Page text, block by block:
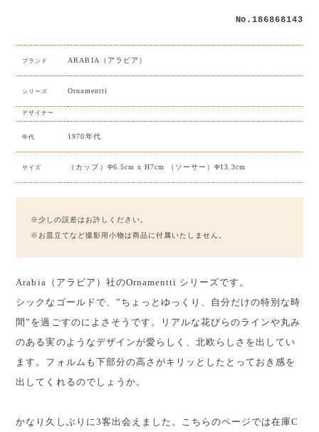
No.186868143
ブランド ARABIA（アラビア）
シリーズ Ornamentti
デザイナー
年代 1970年代
サイズ （カップ）Φ6.5cm x H7cm （ソーサー）Φ13.3cm
※少しの誤差はお許しください。
※お皿立てなど撮影用小物は商品に付属いたしません。
Arabia（アラビア）社のOrnamentti シリーズです。
シックなゴールドで、”ちょっとゆっくり、自分だけの特別な時
間”を過ごすのによさそうです。リアルな花びらのラインや丸み
のある実のようなデザインが愛らしく、北欧らしさを出してい
ます。フォルムも下部分の高さがキリッとしたとっておき感を
出してくれるのでしょうか。
かなり久しぶりに3客出会えました。こちらのページでは在庫C